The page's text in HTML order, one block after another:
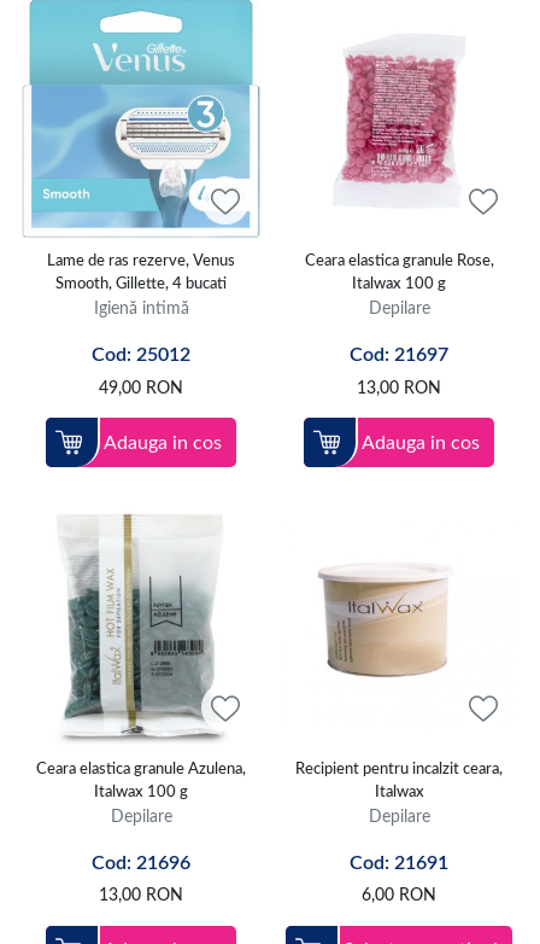
Lame de ras rezerve, Venus
Smooth, Gillette, 4 bucati
Igienă intimă
Cod: 25012
49,00 RON
Adauga in cos
Ceara elastica granule Rose,
Italwax 100 g
Depilare
Cod: 21697
13,00 RON
Adauga in cos
Ceara elastica granule Azulena,
Italwax 100 g
Depilare
Cod: 21696
13,00 RON
Recipient pentru incalzit ceara,
Italwax
Depilare
Cod: 21691
6,00 RON